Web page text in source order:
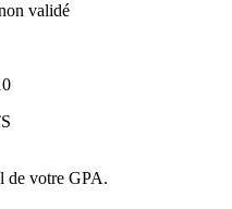
validé
de votre GPA.